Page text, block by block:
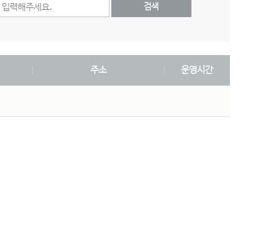
검색
주소 운영시간